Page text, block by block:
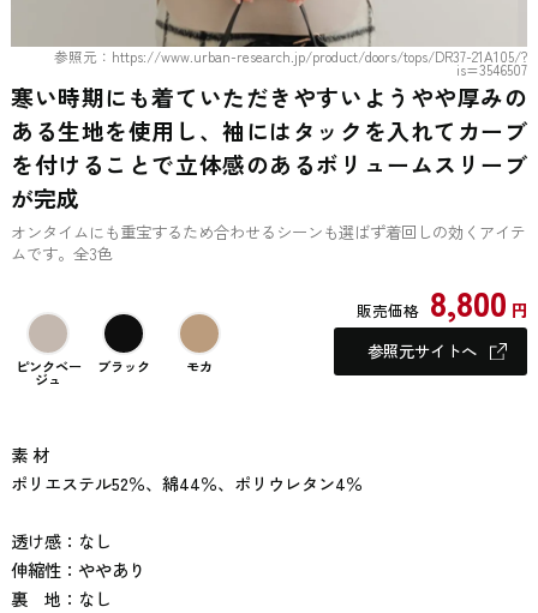
参照元：https://www.urban-research.jp/product/doors/tops/DR37-21A105/?
is=3546507
寒い時期にも着ていただきやすいようやや厚みの
ある生地を使用し、袖にはタックを入れてカーブ
を付けることで立体感のあるボリュームスリーブ
が完成
オンタイムにも重宝するため合わせるシーンも選ばず着回しの効くアイテ
ムです。全3色
ピンクベー
ジュ
ブラック モカ
販売価格 8,800 円
参照元サイトへ
素 材
ポリエステル52％、綿44％、ポリウレタン4％
透け感：なし
伸縮性：ややあり
裏 地：なし